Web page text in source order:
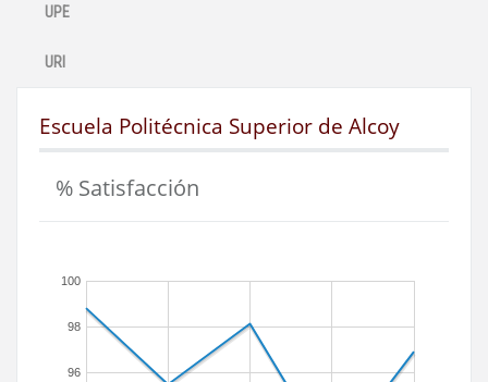
UPE
URI
Escuela Politécnica Superior de Alcoy
% Satisfacción
96
98
100